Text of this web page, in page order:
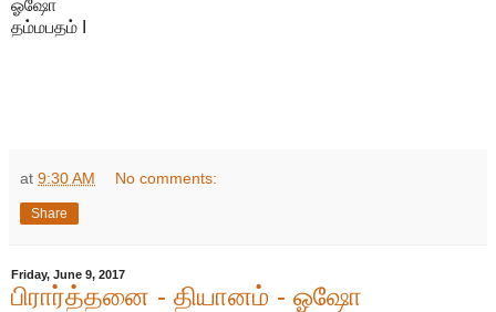
ஓஷோ
தம்மபதம் I
at 9:30 AM No comments:
Share
Friday, June 9, 2017
பிரார்த்தனை - தியானம் - ஓஷோ